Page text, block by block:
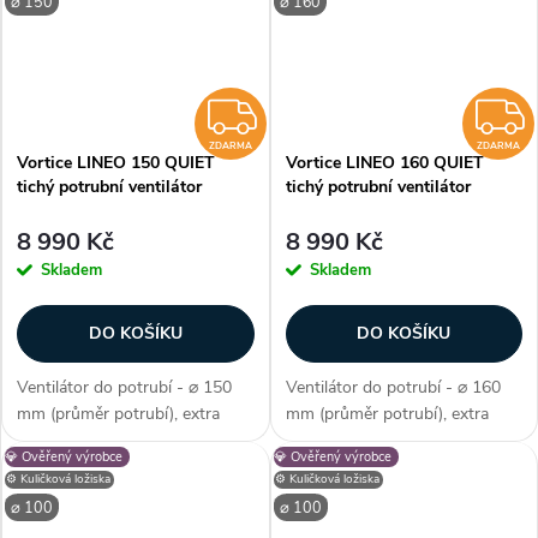
mm. Průtok...
Průtok 180/255...
ZDARMA
ZDARMA
Vortice LINEO 150 QUIET
tichý potrubní ventilátor
8 990 Kč
Skladem
DO KOŠÍKU
Ventilátor do potrubí - ⌀ 150
mm (průměr potrubí), extra
tiché izolované provedení, AC
motor, kuličková ložiska, průtok
vzduchu max. 510 m3/h, max.
teplota 55 °C, příkon 24–50...
ZDARMA
Vortice LINEO 160 QUIET
tichý potrubní ventilátor
8 990 Kč
Skladem
DO KOŠÍKU
Ventilátor do potrubí - ⌀ 160
mm (průměr potrubí), extra
tiché izolované provedení, AC
motor, kuličková ložiska, průtok
vzduchu max. 510 m3/h, max.
teplota 55 °C, příkon 24–50...
⚙️ Kuličková ložiska
⌀ 100
💎 Ověřený výrobce
⚙️ Kuličková ložiska
⌀ 100
💎 Ověřený výrobce